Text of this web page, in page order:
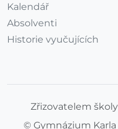
Kalendář
Absolventi
Historie vyučujících
Zřizovatelem
© Gymnázium Karla